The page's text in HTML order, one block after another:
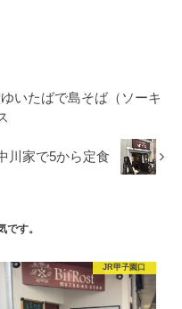
いたばで島そば（ソーキ
川家で5から定食
です。
JR甲子園口